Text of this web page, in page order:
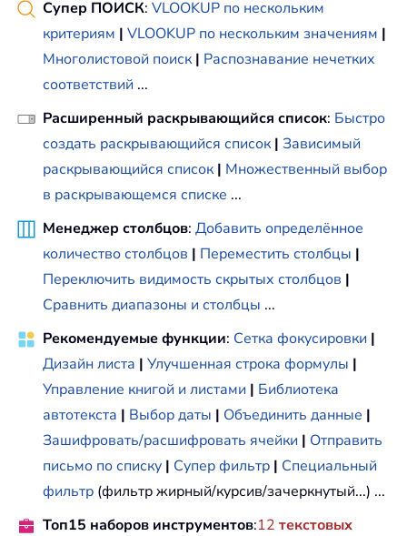
Супер ПОИСК: VLOOKUP по нескольким
критериям | VLOOKUP по нескольким значениям |
Многолистовой поиск | Распознавание нечетких
соответствий ...
Расширенный раскрывающийся список: Быстро
создать раскрывающийся список | Зависимый
раскрывающийся список | Множественный выбор
в раскрывающемся списке ...
Менеджер столбцов: Добавить определённое
количество столбцов | Переместить столбцы |
Переключить видимость скрытых столбцов |
Сравнить диапазоны и столбцы ...
Рекомендуемые функции: Сетка фокусировки |
Дизайн листа | Улучшенная строка формулы |
Управление книгой и листами | Библиотека
автотекста | Выбор даты | Объединить данные |
Зашифровать/расшифровать ячейки | Отправить
письмо по списку | Супер фильтр | Специальный
фильтр (фильтр жирный/курсив/зачеркнутый...) ...
Топ15 наборов инструментов:12 текстовых